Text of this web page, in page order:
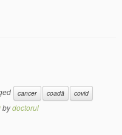
cancer coadă
covid
bydoctorul